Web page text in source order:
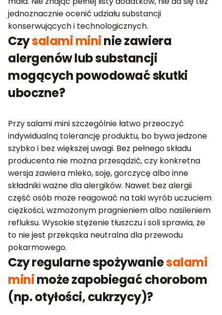
jednoznacznie ocenić udziału substancji
konserwujących i technologicznych.
Czysalami mininie zawiera
alergenów lub substancji
mogących powodować skutki
uboczne?
Przy salami mini szczególnie łatwo przeoczyć
indywidualną tolerancję produktu, bo bywa jedzone
szybko i bez większej uwagi. Bez pełnego składu
producenta nie można przesądzić, czy konkretna
wersja zawiera mleko, soję, gorczycę albo inne
składniki ważne dla alergików. Nawet bez alergii
część osób może reagować na taki wyrób uczuciem
ciężkości, wzmożonym pragnieniem albo nasileniem
refluksu. Wysokie stężenie tłuszczu i soli sprawia, że
to nie jest przekąska neutralna dla przewodu
pokarmowego.
Czy regularne spożywaniesalami
minimoże zapobiegać chorobom
(np. otyłości, cukrzycy)?